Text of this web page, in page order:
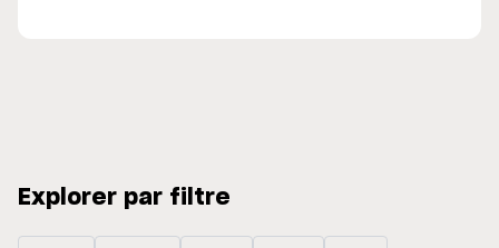
Explorer par filtre